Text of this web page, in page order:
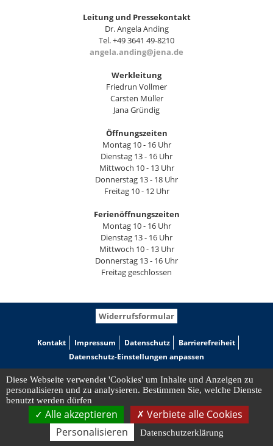
Leitung und Pressekontakt
Dr. Angela Anding
Tel. +49 3641 49-8210
angela.anding@jena.de
Werkleitung
Friedrun Vollmer
Carsten Müller
Jana Gründig
Öffnungszeiten
Montag 10 - 16 Uhr
Dienstag 13 - 16 Uhr
Mittwoch 10 - 13 Uhr
Donnerstag 13 - 18 Uhr
Freitag 10 - 12 Uhr
Ferienöffnungszeiten
Montag 10 - 16 Uhr
Dienstag 13 - 16 Uhr
Mittwoch 10 - 13 Uhr
Donnerstag 13 - 16 Uhr
Freitag geschlossen
Widerrufsformular
Kontakt Impressum Datenschutz
Barrierefreiheit
Datenschutz-Einstellungen anpassen
Diese Webseite verwendet 'Cookies' um Inhalte und Anzeigen zu
personalisieren und zu analysieren. Bestimmen Sie, welche Dienste
benutzt werden dürfen
Alle akzeptieren
Verbiete alle Cookies
Personalisieren
Datenschutzerklärung